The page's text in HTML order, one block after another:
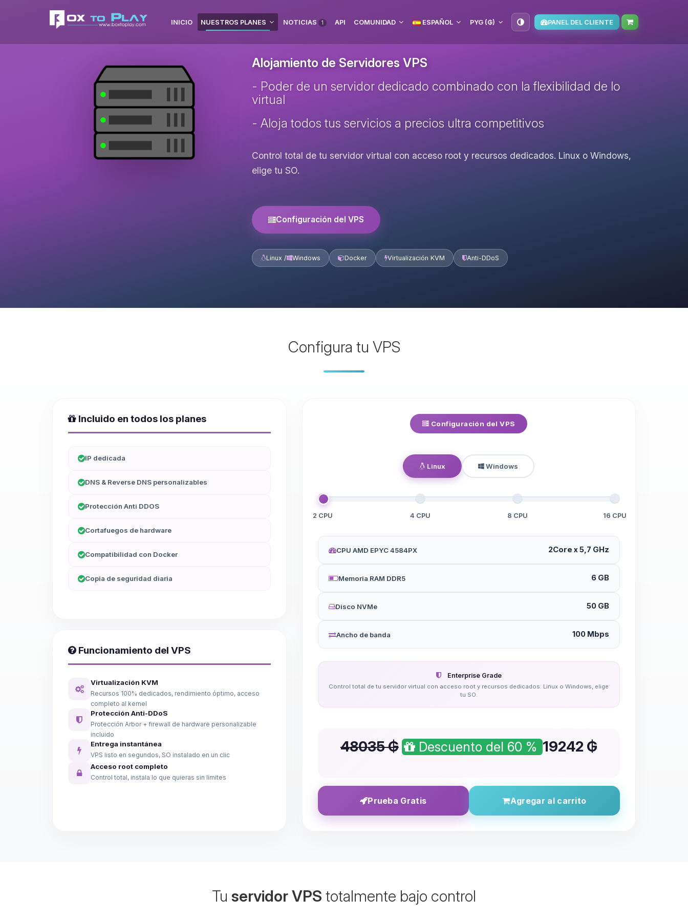
INICIO NUESTROS PLANES NOTICIAS 1 API COMUNIDAD ESPAÑOL PYG (₲) PANEL DEL CLIENTE
Alojamiento de Servidores VPS
- Poder de un servidor dedicado combinado con la flexibilidad de lo
virtual
- Aloja todos tus servicios a precios ultra competitivos
Control total de tu servidor virtual con acceso root y recursos dedicados. Linux o Windows,
elige tu SO.
Configuración del VPS
Linux / Windows Docker Virtualización KVM Anti-DDoS
Configura tu VPS
Incluido en todos los planes
IP dedicada
DNS & Reverse DNS personalizables
Protección Anti DDOS
Cortafuegos de hardware
Compatibilidad con Docker
Copia de seguridad diaria
Funcionamiento del VPS
Virtualización KVM
Recursos 100% dedicados, rendimiento óptimo, acceso
completo al kernel
Protección Anti-DDoS
Protección Arbor + firewall de hardware personalizable
incluido
Entrega instantánea
VPS listo en segundos, SO instalado en un clic
Acceso root completo
Control total, instala lo que quieras sin límites
Configuración del VPS
Linux Windows
2 CPU 4 CPU 8 CPU 16 CPU
CPU AMD EPYC 4584PX 2Core x 5,7 GHz
Memoria RAM DDR5 6 GB
Disco NVMe 50 GB
Ancho de banda 100 Mbps
Enterprise Grade
Control total de tu servidor virtual con acceso root y recursos dedicados. Linux o Windows, elige
tu SO.
48035 ₲ Descuento del 60 % 19242 ₲
Prueba Gratis Agregar al carrito
Tu servidor VPS totalmente bajo control